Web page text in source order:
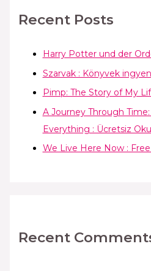
Recent Posts
Harry Potter und der
Szarvak : Könyvek
Pimp: The Story of My
A Journey Through
Everything : Ücretsiz
We Live Here Now :
Recent